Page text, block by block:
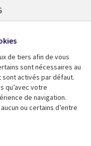
de presse
de tiers afin de vous
sont nécessaires au
activés par défaut.
qu’avec votre
de navigation.
ou certains d’entre